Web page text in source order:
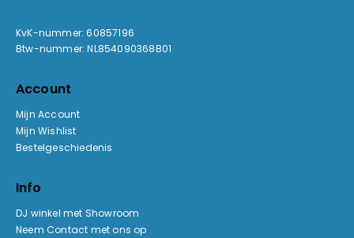
KvK-nummer: 60857196
Btw-nummer: NL854090368B01
Account
Mijn Account
Mijn Wishlist
Bestelgeschiedenis
Info
DJ winkel met Showroom
Neem Contact met ons op